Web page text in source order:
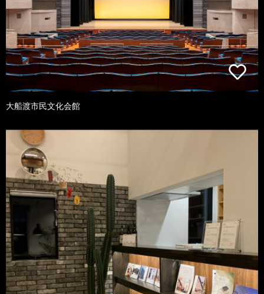
大船渡市民文化会館